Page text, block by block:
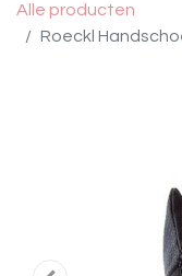
Alle producten
Roeckl